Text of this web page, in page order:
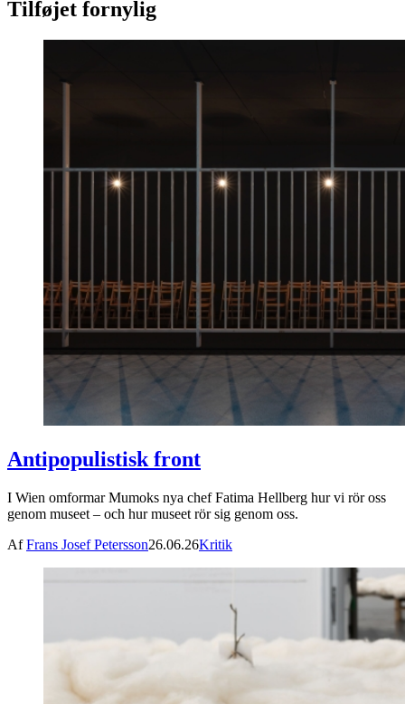
Tilføjet fornylig
Antipopulistisk front
I Wien omformar Mumoks nya chef Fatima Hellberg hur vi rör oss
genom museet – och hur museet rör sig genom oss.
AfFrans Josef Petersson26.06.26Kritik